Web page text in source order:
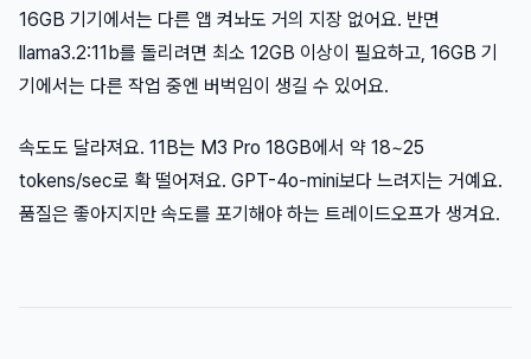
16GB 기기에서는 다른 앱 켜놔도 거의 지장 없어요. 반면
llama3.2:11b를 돌리려면 최소 12GB 이상이 필요하고, 16GB 기
기에서는 다른 작업 중엔 버벅임이 생길 수 있어요.
속도도 달라져요. 11B는 M3 Pro 18GB에서 약 18~25
tokens/sec로 확 떨어져요. GPT-4o-mini보다 느려지는 거예요.
품질은 좋아지지만 속도를 포기해야 하는 트레이드오프가 생겨요.